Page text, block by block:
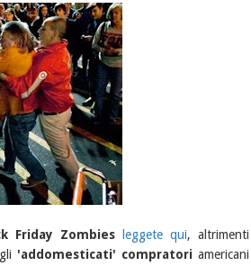
Friday Zombies leggete qui, altrimenti
'addomesticati' compratoriamericani